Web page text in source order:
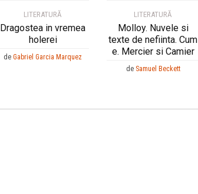
LITERATURĂ
Dragostea in vremea
holerei
deGabriel Garcia Marquez
LITERATURĂ
Molloy. Nuvele si
texte de nefiinta. Cum
e. Mercier si Camier
de Samuel Beckett